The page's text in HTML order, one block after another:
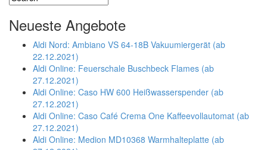
Neueste Angebote
Aldi Nord: Ambiano VS 64-18B Vakuumiergerät (ab
22.12.2021)
Aldi Online: Feuerschale Buschbeck Flames (ab
27.12.2021)
Aldi Online: Caso HW 600 Heißwasserspender (ab
27.12.2021)
Aldi Online: Caso Café Crema One Kaffeevollautomat (ab
27.12.2021)
Aldi Online: Medion MD10368 Warmhalteplatte (ab